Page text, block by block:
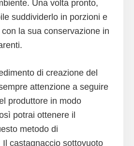
Una volta pronto,
suddividerlo in porzioni e
la sua conservazione in
di creazione del
attenzione a seguire
produttore in modo
potrai ottenere il
metodo di
castagnaccio sottovuoto